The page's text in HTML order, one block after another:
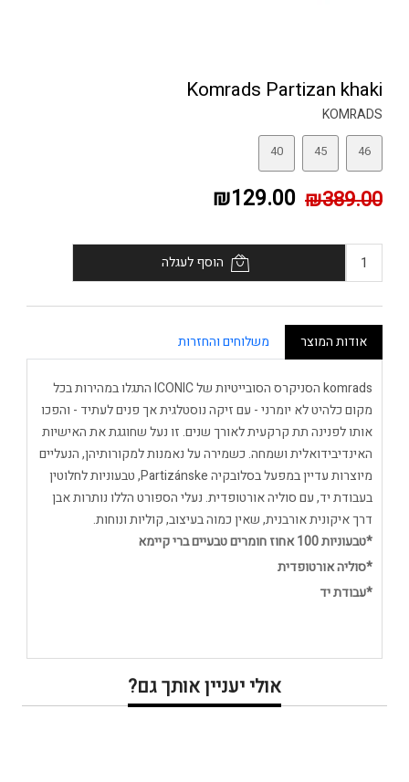
Komrads Partizan khaki
KOMRADS
40 45 46
₪389.00
₪129.00
הוסף לעגלה
אודות המוצר משלוחים והחזרות
komrads הסניקרס הסובייטיות של ICONIC התגלו במהירות בכל
מקום כלהיט לא יומרני - עם זיקה נוסטלגית אך פנים לעתיד - והפכו
אותו לפנינה תת קרקעית לאורך שנים. זו נעל שחוגגת את האישיות
האינדיבידואלית ושמחה. כשמירה על נאמנות למקורותיהן, הנעליים
מיוצרות עדיין במפעל בסלובקיה Partizánske, טבעוניות לחלוטין
בעבודת יד, עם סוליה אורטופדית. נעלי הספורט הללו נותרות אבן
דרך איקונית אורבנית, שאין כמוה בעיצוב, קוליות ונוחות.
*טבעוניות 100 אחוז חומרים טבעיים ברי קיימא
*סוליה אורטופדית
*עבודת יד
אולי יעניין אותך גם?